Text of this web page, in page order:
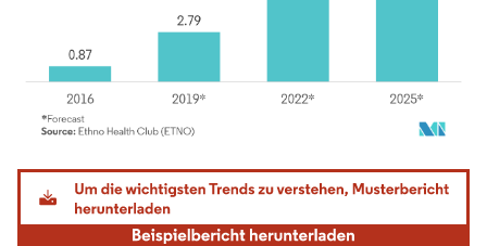
Bild © Mordor Intelligence. Wiederverwendung erfordert Namensnennung gemäß